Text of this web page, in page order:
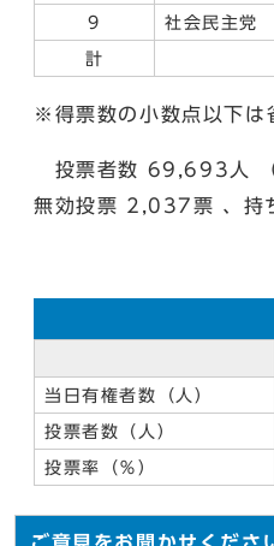
9 社会民主党
計
※得票数の小数点以下は
投票者数 69,693人
無効投票 2,037票 、持
当日有権者数（人）
投票者数（人）
投票率（％）